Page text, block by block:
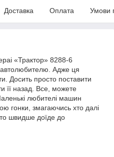
Доставка Оплата Умови
«Трактор» 8288-6
Адже ця
Досить просто поставити
її назад. Все, можете
любителі машин
гонки, змагаючись хто далі
швидше доїде до